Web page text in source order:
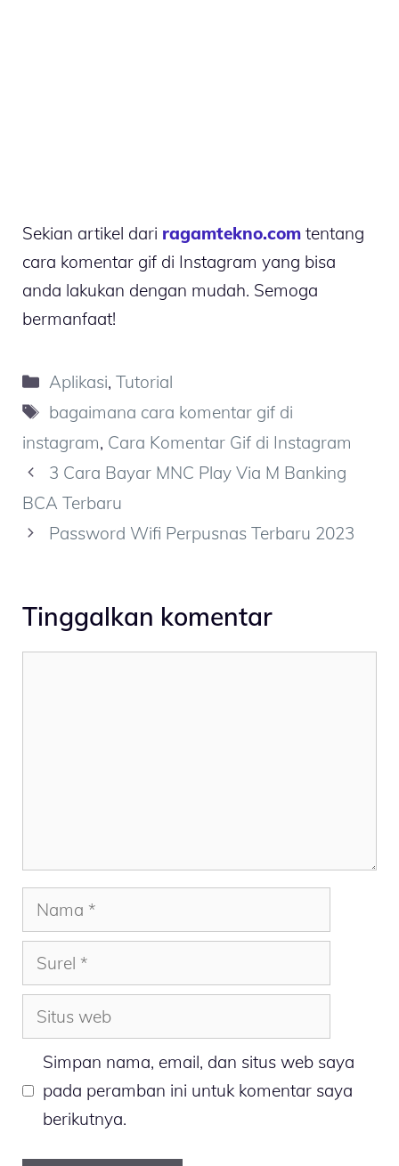
Sekian artikel dari ragamtekno.com tentang
cara komentar gif di Instagram yang bisa
anda lakukan dengan mudah. Semoga
bermanfaat!
Kategori
Aplikasi,Tutorial
Tag
bagaimana cara komentar gif di
instagram, Cara Komentar Gif di Instagram
3 Cara Bayar MNC Play Via M Banking
BCA Terbaru
Password Wifi Perpusnas Terbaru 2023
Tinggalkan komentar
Nama
Surel
Situs
web
Simpan nama, email, dan situs web saya
pada peramban ini untuk komentar saya
berikutnya.